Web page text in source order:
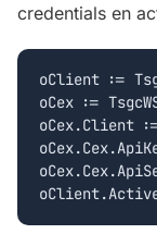
credentials en
oClient :=
oCex :=
oCex.Client